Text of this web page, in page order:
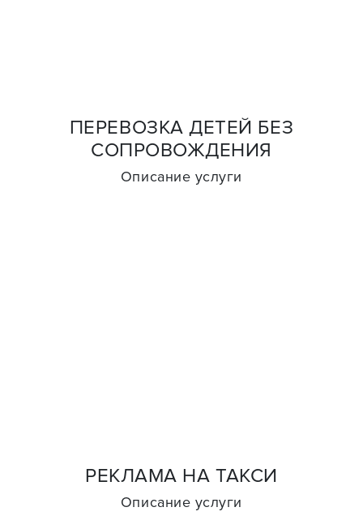
ПЕРЕВОЗКА ДЕТЕЙ БЕЗ
СОПРОВОЖДЕНИЯ
Описание услуги
РЕКЛАМА НА ТАКСИ
Описание услуги